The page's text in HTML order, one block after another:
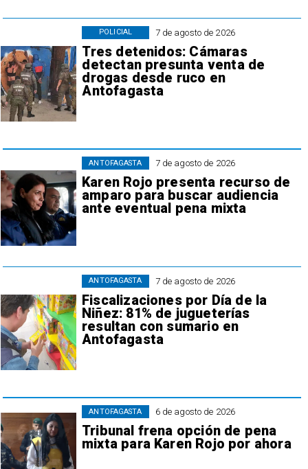
7 de agosto de 2026
Tres detenidos: Cámaras
detectan presunta venta de
drogas desde ruco en
Antofagasta
POLICIAL
7 de agosto de 2026
Karen Rojo presenta recurso de
amparo para buscar audiencia
ante eventual pena mixta
ANTOFAGASTA
7 de agosto de 2026
Fiscalizaciones por Día de la
Niñez: 81% de jugueterías
resultan con sumario en
Antofagasta
ANTOFAGASTA
6 de agosto de 2026
Tribunal frena opción de pena
mixta para Karen Rojo por ahora
ANTOFAGASTA